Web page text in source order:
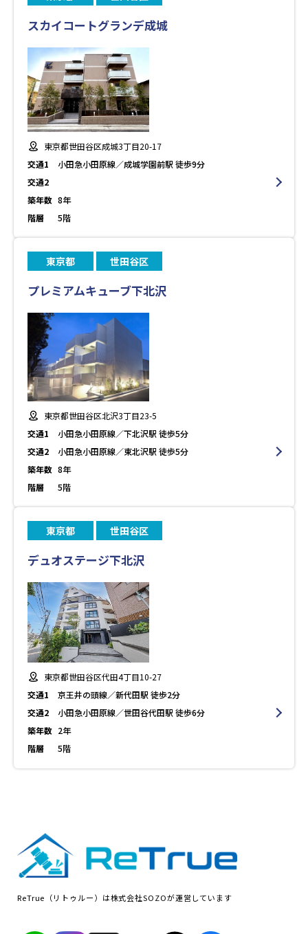
スカイコートグランデ成城
東京都世田谷区成城3丁目20-17
交通1
小田急小田原線／成城学園前駅 徒歩9分
交通2
築年数 8年
階層
5階
東京都 世田谷区
プレミアムキューブ下北沢
東京都世田谷区北沢3丁目23-5
交通1
小田急小田原線／下北沢駅 徒歩5分
交通2
小田急小田原線／東北沢駅 徒歩5分
築年数 8年
階層
5階
東京都 世田谷区
デュオステージ下北沢
東京都世田谷区代田4丁目10-27
交通1
京王井の頭線／新代田駅 徒歩2分
交通2
小田急小田原線／世田谷代田駅 徒歩6分
築年数 2年
階層
5階
ReTrue（リトゥルー）は株式会社SOZOが運営しています